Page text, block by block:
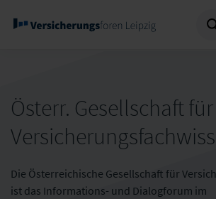
Österr. Gesellschaft für
Die Österreichische Gesellschaft für
ist das Informations- und Dialogforum im